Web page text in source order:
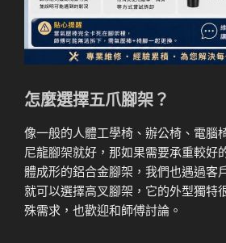
怎麼選擇五爪腳架？
像一般的人體工學椅、辦公椅、電腦
尼龍腳架就好，那如果需要承重較好
體成形的鋁合金腳架，我們也遇過客
就可以選擇高叉腳架，它的外型獨特
殊需求，也歡迎和師傅討論。